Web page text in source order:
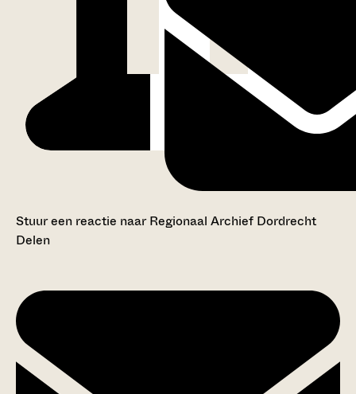
Stuur een reactie naar Regionaal Archief Dordrecht
Delen